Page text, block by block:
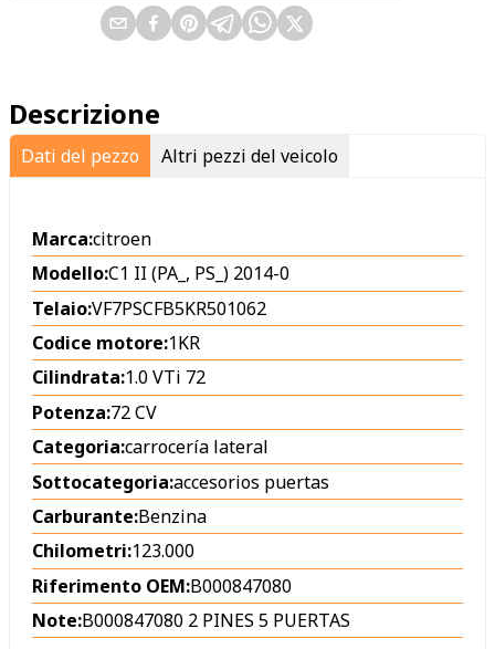
Descrizione
Dati del pezzo Altri pezzi del veicolo
Marca:citroen
Modello:C1 II (PA_, PS_) 2014-0
Telaio:VF7PSCFB5KR501062
Codice motore:1KR
Cilindrata:1.0 VTi 72
Potenza:72 CV
Categoria:carrocería lateral
Sottocategoria:accesorios puertas
Carburante:Benzina
Chilometri:123.000
Riferimento OEM:B000847080
Note:B000847080 2 PINES 5 PUERTAS